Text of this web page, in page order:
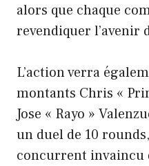
alors que chaque
revendiquer l’avenir
L’action verra
montants Chris «
Jose « Rayo »
un duel de 10
concurrent invaincu